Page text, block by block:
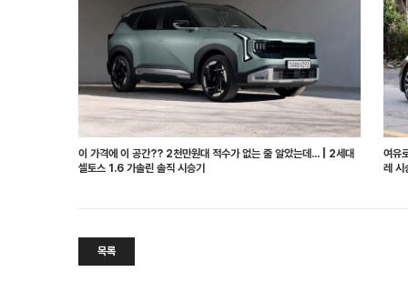
이 가격에 이 공간?? 2천만원대 적수가 없는 줄 알았는데... | 2세대
셀토스 1.6 가솔린 솔직 시승기
여유
레 시
목록